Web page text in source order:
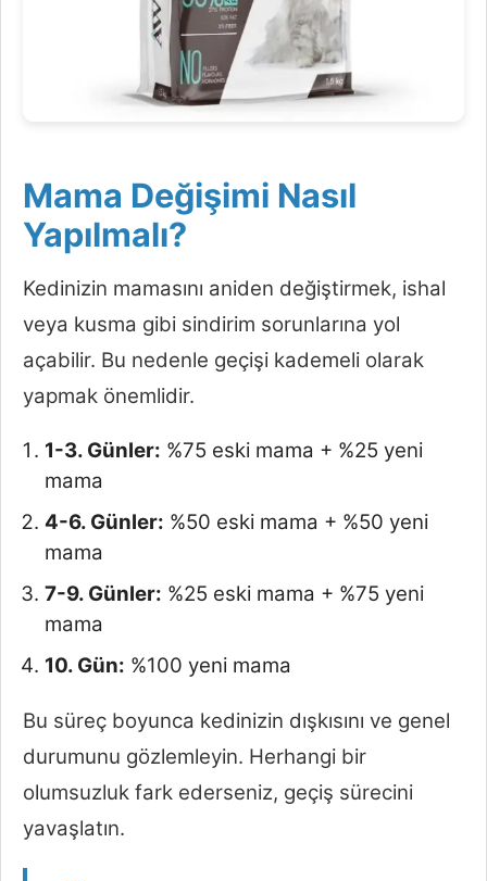
Mama Değişimi Nasıl
Yapılmalı?
Kedinizin mamasını aniden değiştirmek, ishal
veya kusma gibi sindirim sorunlarına yol
açabilir. Bu nedenle geçişi kademeli olarak
yapmak önemlidir.
1-3. Günler: %75 eski mama + %25 yeni
mama
4-6. Günler: %50 eski mama + %50 yeni
mama
7-9. Günler: %25 eski mama + %75 yeni
mama
10. Gün: %100 yeni mama
Bu süreç boyunca kedinizin dışkısını ve genel
durumunu gözlemleyin. Herhangi bir
olumsuzluk fark ederseniz, geçiş sürecini
yavaşlatın.